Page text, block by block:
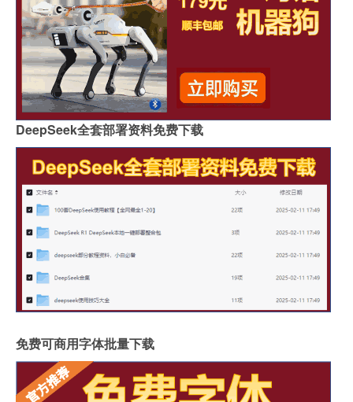
DeepSeek全套部署资料免费下载
免费可商用字体批量下载